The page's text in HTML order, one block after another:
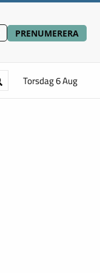
PRENUMERERA
Torsdag 6 Aug